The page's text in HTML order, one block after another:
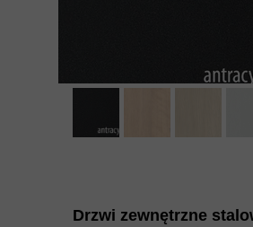
Drzwi zewnętrzne